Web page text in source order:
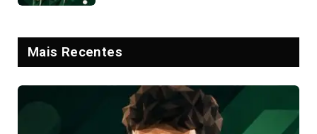
Mais Recentes